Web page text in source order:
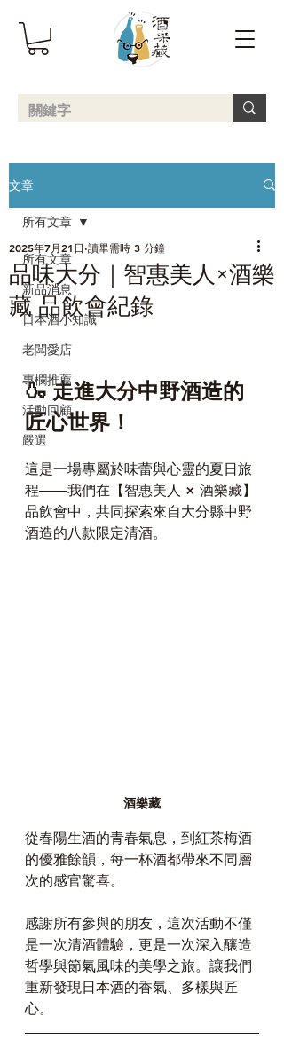
文章
所有文章
新品消息
日本酒小知識
老闆愛店
專欄推薦
活動回顧
嚴選
所有文章
品味大分｜智惠美人×酒樂
藏 品飲會紀錄
2025年7月21日 讀畢需時 3 分鐘
🍶 走進大分中野酒造的
匠心世界！
這是一場專屬於味蕾與心靈的夏日旅
程——我們在【智惠美人 × 酒樂藏】
品飲會中，共同探索來自大分縣中野
酒造的八款限定清酒。
酒樂藏
從春陽生酒的青春氣息，到紅茶梅酒
的優雅餘韻，每一杯酒都帶來不同層
次的感官驚喜。
感謝所有參與的朋友，這次活動不僅
是一次清酒體驗，更是一次深入釀造
哲學與節氣風味的美學之旅。讓我們
重新發現日本酒的香氣、多樣與匠
心。